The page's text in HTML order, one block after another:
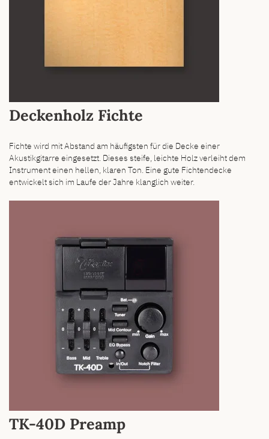
Deckenholz Fichte
Fichte wird mit Abstand am häufigsten für die Decke einer
Akustikgitarre eingesetzt. Dieses steife, leichte Holz verleiht dem
Instrument einen hellen, klaren Ton. Eine gute Fichtendecke
entwickelt sich im Laufe der Jahre klanglich weiter.
TK-40D Preamp